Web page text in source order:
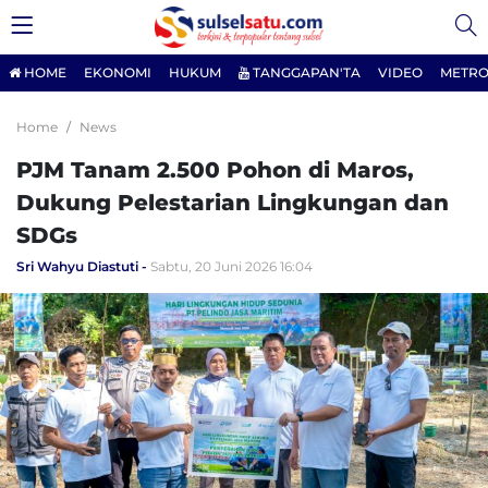
HOME EKONOMI HUKUM TANGGAPAN'TA VIDEO
Home News
PJM Tanam 2.500 Pohon di Maros,
Dukung Pelestarian Lingkungan dan
SDGs
Sri Wahyu Diastuti Sabtu, 20 Juni 2026 16:04